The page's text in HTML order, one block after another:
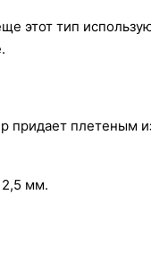
этот тип
придает плетеным
мм.